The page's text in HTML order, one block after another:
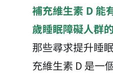
補充維生素 D 能
歲睡眠障礙人群
那些尋求提升睡
充維生素 D 是一